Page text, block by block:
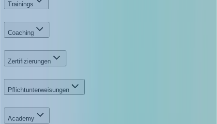
Trainings
Coaching
Zertifizierungen
Pflichtunterweisungen
Academy